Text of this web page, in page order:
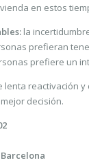
en estos
la
prefieran
prefiere un
lenta reactivación
decisión.
Barcelona